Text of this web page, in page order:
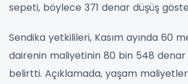
sepeti, böylece 371 denar düşüş
Sendika yetkilileri, Kasım ayında 60
dairenin maliyetinin 80 bin 548 denar
belirtti. Açıklamada, yaşam